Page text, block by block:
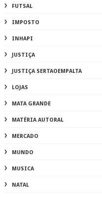
FUTSAL
IMPOSTO
INHAPI
JUSTIÇA
JUSTIÇA SERTAOEMPALTA
LOJAS
MATA GRANDE
MATÉRIA AUTORAL
MERCADO
MUNDO
MUSICA
NATAL